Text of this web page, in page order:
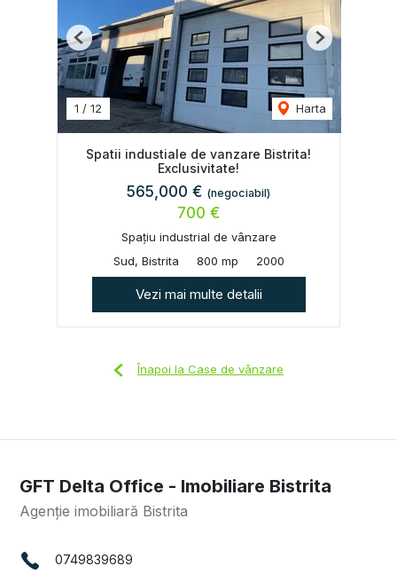
1 / 12 Harta
Previous Next
Spatii industiale de vanzare Bistrita!
Exclusivitate!
565,000 € (negociabil)
700 €
Spațiu industrial de vânzare
Sud, Bistrita
800 mp 2000
Vezi mai multe detalii
Înapoi la Case de vânzare
GFT Delta Office - Imobiliare Bistrita
Agenție imobiliară Bistrita
0749839689